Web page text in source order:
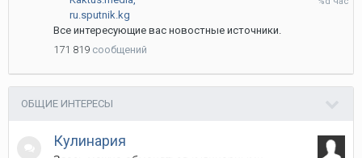
ru.sputnik.kg
Все интересующие вас новостные источники.
171 819 сообщений
ОБЩИЕ ИНТЕРЕСЫ
Кулинария